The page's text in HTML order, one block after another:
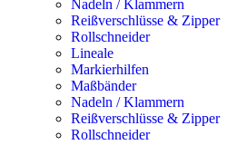
Nadeln / Klammern
Reißverschlüsse & Zipper
Rollschneider
Lineale
Markierhilfen
Maßbänder
Nadeln / Klammern
Reißverschlüsse & Zipper
Rollschneider